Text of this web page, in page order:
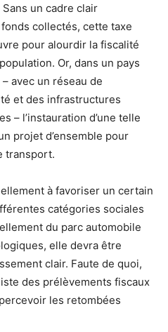
un cadre clair
collectés, cette taxe
pour alourdir la fiscalité
Or, dans un pays
avec un réseau de
et des infrastructures
– l’instauration d’une telle
projet d’ensemble pour
transport.
à favoriser un certain
catégories sociales
du parc automobile
elle devra être
clair. Faute de quoi,
des prélèvements fiscaux
les retombées